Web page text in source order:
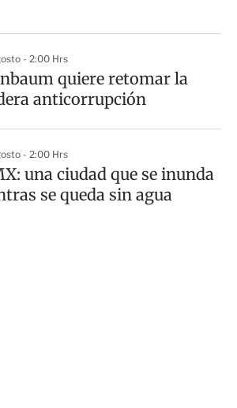
- 2:00 Hrs
quiere retomar la
anticorrupción
- 2:00 Hrs
una ciudad que se inunda
se queda sin agua